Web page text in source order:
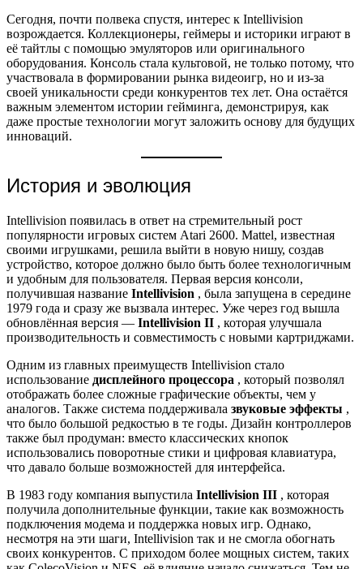
Сегодня, почти полвека спустя, интерес к Intellivision
возрождается. Коллекционеры, геймеры и историки играют в
её тайтлы с помощью эмуляторов или оригинального
оборудования. Консоль стала культовой, не только потому, что
участвовала в формировании рынка видеоигр, но и из-за
своей уникальности среди конкурентов тех лет. Она остаётся
важным элементом истории гейминга, демонстрируя, как
даже простые технологии могут заложить основу для будущих
инноваций.
История и эволюция
Intellivision появилась в ответ на стремительный рост
популярности игровых систем Atari 2600. Mattel, известная
своими игрушками, решила выйти в новую нишу, создав
устройство, которое должно было быть более технологичным
и удобным для пользователя. Первая версия консоли,
получившая название Intellivision , была запущена в середине
1979 года и сразу же вызвала интерес. Уже через год вышла
обновлённая версия — Intellivision II , которая улучшала
производительность и совместимость с новыми картриджами.
Одним из главных преимуществ Intellivision стало
использование дисплейного процессора , который позволял
отображать более сложные графические объекты, чем у
аналогов. Также система поддерживала звуковые эффекты ,
что было большой редкостью в те годы. Дизайн контроллеров
также был продуман: вместо классических кнопок
использовались поворотные стики и цифровая клавиатура,
что давало больше возможностей для интерфейса.
В 1983 году компания выпустила Intellivision III , которая
получила дополнительные функции, такие как возможность
подключения модема и поддержка новых игр. Однако,
несмотря на эти шаги, Intellivision так и не смогла обогнать
своих конкурентов. С приходом более мощных систем, таких